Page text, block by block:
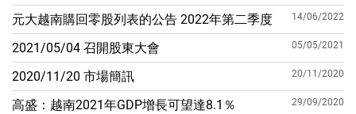
元大越南購回零股列表的公告 2022年第二季度 14/06/2022
2021/05/04 召開股東大會 05/05/2021
2020/11/20 市場簡訊 20/11/2020
高盛：越南2021年GDP增​​長可望達8.1％ 29/09/2020